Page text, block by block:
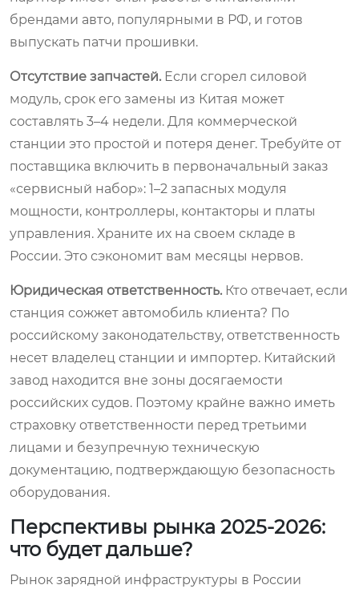
брендами авто, популярными в РФ, и готов
выпускать патчи прошивки.
Отсутствие запчастей. Если сгорел силовой
модуль, срок его замены из Китая может
составлять 3–4 недели. Для коммерческой
станции это простой и потеря денег. Требуйте от
поставщика включить в первоначальный заказ
«сервисный набор»: 1–2 запасных модуля
мощности, контроллеры, контакторы и платы
управления. Храните их на своем складе в
России. Это сэкономит вам месяцы нервов.
Юридическая ответственность. Кто отвечает, если
станция сожжет автомобиль клиента? По
российскому законодательству, ответственность
несет владелец станции и импортер. Китайский
завод находится вне зоны досягаемости
российских судов. Поэтому крайне важно иметь
страховку ответственности перед третьими
лицами и безупречную техническую
документацию, подтверждающую безопасность
оборудования.
Перспективы рынка 2025-2026:
что будет дальше?
Рынок зарядной инфраструктуры в России